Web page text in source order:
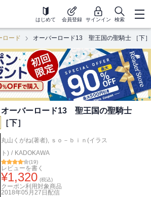
はじめて 会員登録 サインイン 検索
ロード オーバーロード13 聖王国の聖騎士 ［下］
オーバーロード13 聖王国の聖騎士
［下］
丸山くがね(著者), ｓｏ－ｂｉｎ(イラス
ト) / KADOKAWA
(19)
レビューを書く
¥1,320 (税込)
クーポン利用対象商品
2018年05月27日 配信